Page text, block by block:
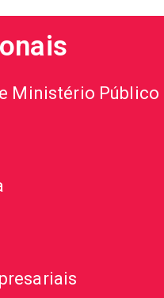
Ministério Público